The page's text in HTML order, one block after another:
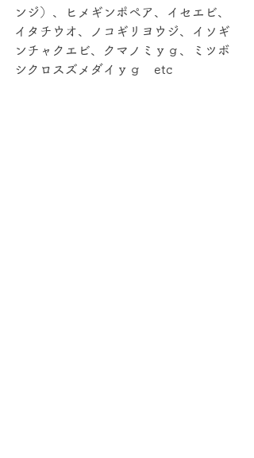
ンジ）、ヒメギンポペア、イセエビ、
イタチウオ、ノコギリヨウジ、イソギ
ンチャクエビ、クマノミｙｇ、ミツボ
シクロスズメダイｙｇ　etc